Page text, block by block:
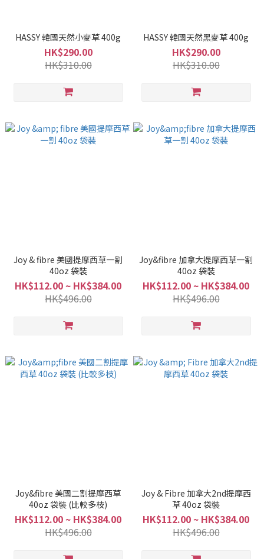
HASSY 韓國天然小麥草 400g
HK$290.00
HK$310.00
HASSY 韓國天然黑麥草 400g
HK$290.00
HK$310.00
Joy & fibre 美國提摩西草一割
40oz 袋裝
HK$112.00 ~ HK$384.00
HK$496.00
Joy&fibre 加拿大提摩西草一割
40oz 袋裝
HK$112.00 ~ HK$384.00
HK$496.00
Joy&fibre 美國二割提摩西草
40oz 袋裝 (比較多枝)
HK$112.00 ~ HK$384.00
HK$496.00
Joy & Fibre 加拿大2nd提摩西
草 40oz 袋裝
HK$112.00 ~ HK$384.00
HK$496.00